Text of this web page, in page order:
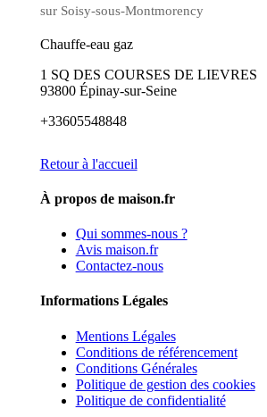
sur Soisy-sous-Montmorency
Chauffe-eau gaz
1 SQ DES COURSES DE LIEVRES
93800 Épinay-sur-Seine
+33605548848
Retour à l'accueil
À propos de maison.fr
Qui sommes-nous ?
Avis maison.fr
Contactez-nous
Informations Légales
Mentions Légales
Conditions de référencement
Conditions Générales
Politique de gestion des cookies
Politique de confidentialité